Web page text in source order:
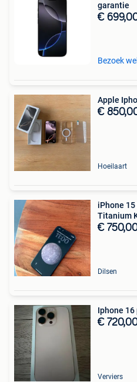
garantie
€
Bezoek
Apple
€
Hoeilaart
iPhone
€
Dilsen
Iphone
€
Verviers